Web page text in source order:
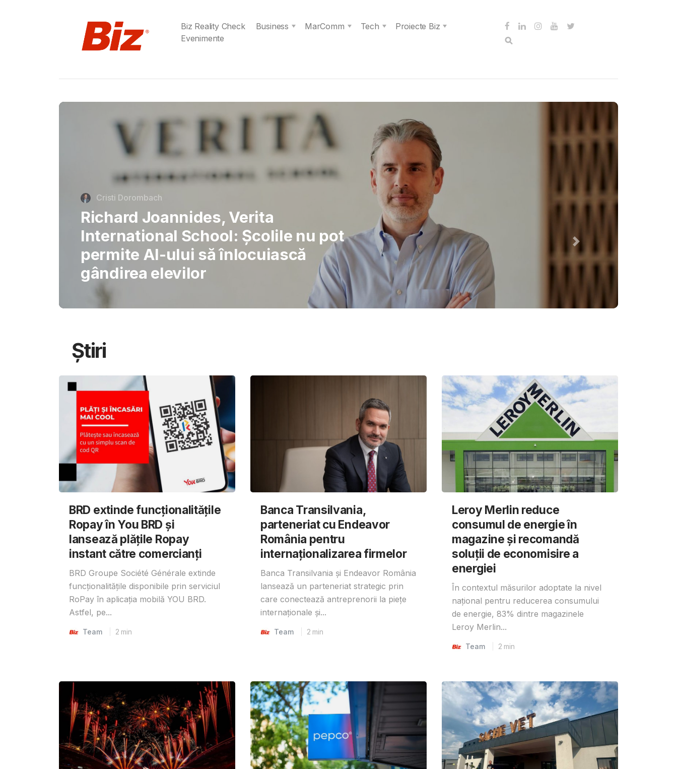
Biz Reality Check Business MarComm Tech
Proiecte Biz
Evenimente
Gabriel Barliga
Oana Gheorghiu: Curajul de a lupta
pentru schimbare
Știri
BRD extinde funcționalitățile
Ropay în You BRD și
lansează plățile Ropay
instant către comercianți
BRD Groupe Société Générale extinde
funcționalitățile disponibile prin serviciul
RoPay în aplicația mobilă YOU BRD.
Astfel, pe...
Team 2 min
Banca Transilvania,
parteneriat cu Endeavor
România pentru
internaționalizarea firmelor
Banca Transilvania și Endeavor România
lansează un parteneriat strategic prin
care conectează antreprenorii la piețe
internaționale și...
Team 2 min
Leroy Merlin reduce
consumul de energie în
magazine și recomandă
soluții de economisire a
energiei
În contextul măsurilor adoptate la nivel
național pentru reducerea consumului
de energie, 83% dintre magazinele
Leroy Merlin...
Team 2 min